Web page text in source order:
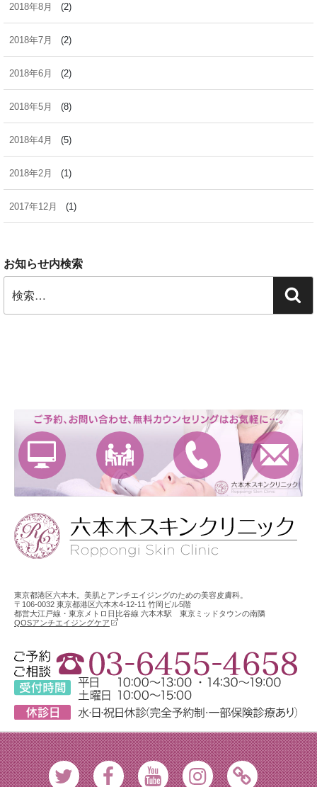
2018年8月 (2)
2018年7月 (2)
2018年6月 (2)
2018年5月 (8)
2018年4月 (5)
2018年2月 (1)
2017年12月 (1)
お知らせ内検索
索
東京都港区六本木。美肌とアンチエイジングのための美容皮膚科。
〒106-0032 東京都港区六本木4-12-11 竹岡ビル5階
都営大江戸線・東京メトロ日比谷線 六本木駅 東京ミッドタウンの南隣
QOSアンチエイジングケア
Twitter FacebookYoutube InstagramAmeblo